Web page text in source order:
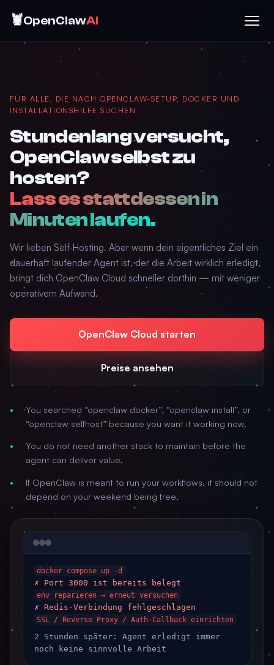
🦞OpenClawAI
FÜR ALLE, DIE NACH OPENCLAW-SETUP, DOCKER UND
INSTALLATIONSHILFE SUCHEN
Stundenlang versucht,
OpenClaw selbst zu
hosten?
Lass es stattdessen in
Minuten laufen.
Wir lieben Self-Hosting. Aber wenn dein eigentliches Ziel ein
dauerhaft laufender Agent ist, der die Arbeit wirklich erledigt,
bringt dich OpenClaw Cloud schneller dorthin — mit weniger
operativem Aufwand.
OpenClaw Cloud starten
Preise ansehen
You searched “openclaw docker”, “openclaw install”, or
“openclaw selfhost” because you want it working now.
You do not need another stack to maintain before the
agent can deliver value.
If OpenClaw is meant to run your workflows, it should not
depend on your weekend being free.
docker compose up -d
✗ Port 3000 ist bereits belegt
env reparieren → erneut versuchen
✗ Redis-Verbindung fehlgeschlagen
SSL / Reverse Proxy / Auth-Callback einrichten
2 Stunden später: Agent erledigt immer
noch keine sinnvolle Arbeit